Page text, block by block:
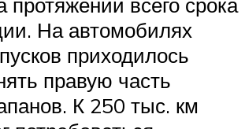
На автомобилях
приходилось
правую часть
К 250 тыс. км